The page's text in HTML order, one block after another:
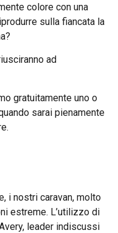
colore con una
sulla fiancata la
ad
gratuitamente uno o
sarai pienamente
i nostri caravan, molto
estreme. L’utilizzo di
leader indiscussi